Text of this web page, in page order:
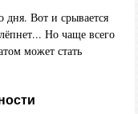
дня. Вот и срывается
Но чаще всего
может стать